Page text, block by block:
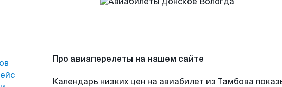
Про авиаперелеты на нашем сайте
Календарь низких цен на авиабилет из Тамбова